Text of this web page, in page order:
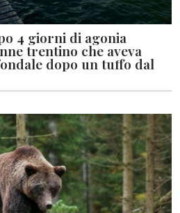
4 giorni di agonia
trentino che aveva
dopo un tuffo dal